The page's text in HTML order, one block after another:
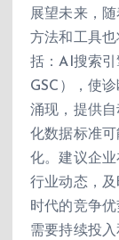
展望未来，
方法和工具
括：AI搜索
GSC），使
涌现，提供
化数据标准
化。建议企
行业动态，
时代的竞争
需要持续投